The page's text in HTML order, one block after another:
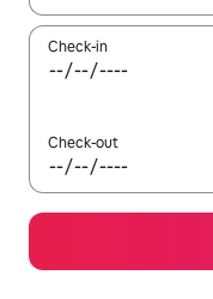
Check-in
Check-out